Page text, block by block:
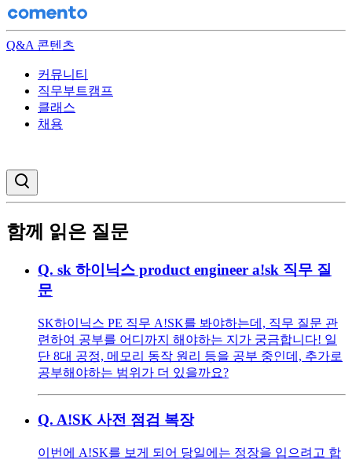
Q&A 콘텐츠
커뮤니티
직무부트캠프
클래스
채용
함께 읽은 질문
Q. sk 하이닉스 product engineer a!sk 직무 질
문
SK하이닉스 PE 직무 A!SK를 봐야하는데, 직무 질문 관
련하여 공부를 어디까지 해야하는 지가 궁금합니다! 일
단 8대 공정, 메모리 동작 원리 등을 공부 중인데, 추가로
공부해야하는 범위가 더 있을까요?
Q. A!SK 사전 점검 복장
이번에 A!SK를 보게 되어 당일에는 정장을 입으려고 합